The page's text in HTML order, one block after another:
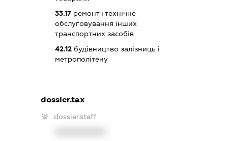
33.17 ремонт і технічне
обслуговування інших
транспортних засобів
42.12 будівництво залізниць і
метрополітену
dossier.tax
dossier.staff